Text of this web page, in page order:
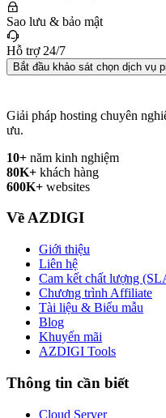
Sao lưu & bảo mật
Hỗ trợ 24/7
Bắt đầu khảo sát chọn dịch vụ
Giải pháp hosting chuyên
ưu.
10+ năm kinh nghiệm
80K+ khách hàng
600K+ websites
Về AZDIGI
Giới thiệu
Liên hệ
Cam kết chất lượng
Chương trình Affiliate
Tài liệu & Biểu mẫu
Blog
Khuyến mãi
AZDIGI Tools
Thông tin cần biết
Cloud Server